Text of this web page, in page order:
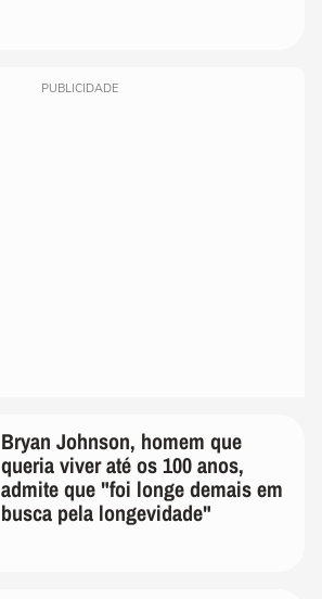
PUBLICIDADE
Bryan Johnson, homem que
queria viver até os 100 anos,
admite que "foi longe demais em
busca pela longevidade"